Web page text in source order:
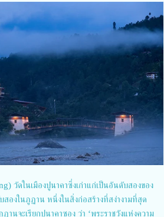
วัดในเมืองปูนาคาซึ่งเก่าแก่เป็นอันดับสองของ
องในภูฏาน หนึ่งในสิ่งก่อสร้างที่สง่างามที่สุด
านจะเรียกปูนาคาซอง ว่า ‘พระราชวังแห่งความ